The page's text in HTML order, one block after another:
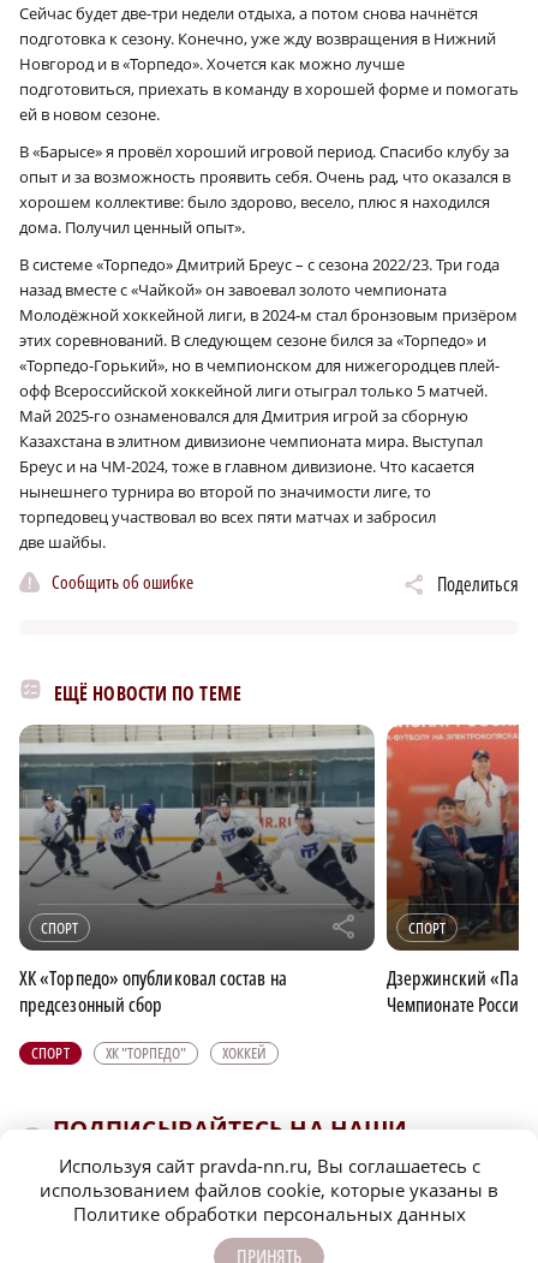
Сейчас будет две-три недели отдыха, а потом снова начнётся
подготовка к сезону. Конечно, уже жду возвращения в Нижний
Новгород и в «Торпедо». Хочется как можно лучше
подготовиться, приехать в команду в хорошей форме и помогать
ей в новом сезоне.
В «Барысе» я провёл хороший игровой период. Спасибо клубу за
опыт и за возможность проявить себя. Очень рад, что оказался в
хорошем коллективе: было здорово, весело, плюс я находился
дома. Получил ценный опыт».
В системе «Торпедо» Дмитрий Бреус – с сезона 2022/23. Три года
назад вместе с «Чайкой» он завоевал золото чемпионата
Молодёжной хоккейной лиги, в 2024‑м стал бронзовым призёром
этих соревнований. В следующем сезоне бился за «Торпедо» и
«Торпедо-Горький», но в чемпионском для нижегородцев плей-
офф Всероссийской хоккейной лиги отыграл только 5 матчей.
Май 2025-го ознаменовался для Дмитрия игрой за сборную
Казахстана в элитном дивизионе чемпионата мира. Выступал
Бреус и на ЧМ-2024, тоже в главном дивизионе. Что касается
нынешнего турнира во второй по значимости лиге, то
торпедовец участвовал во всех пяти матчах и забросил
две шайбы.
Сообщить об ошибке Поделиться
ЕЩЁ НОВОСТИ ПО ТЕМЕ
СПОРТ r
ХК «Торпедо» опубликовал состав на
предсезонный сбор
СПОРТ
Дзержинский
Чемпионате России
СПОРТ ХК "ТОРПЕДО" ХОККЕЙ
ПОДПИСЫВАЙТЕСЬ НА НАШИ
КАНАЛЫ В MAX И TELEGRAM:
НИЖЕГОРОДСКАЯ ПРАВДА
Используя сайт pravda-nn.ru, Вы соглашаетесь с
использованием файлов cookie, которые указаны в
Политике обработки персональных данных
ПРИНЯТЬ